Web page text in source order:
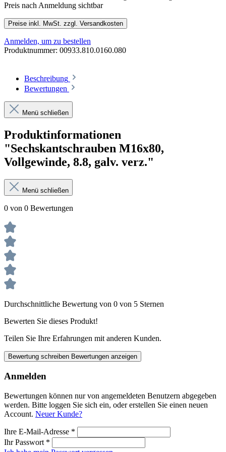
Preis nach Anmeldung sichtbar
Preise inkl. MwSt. zzgl. Versandkosten
Anmelden, um zu bestellen
Produktnummer: 00933.810.0160.080
Beschreibung
Bewertungen
Menü schließen
Produktinformationen
"Sechskantschrauben M16x80,
Vollgewinde, 8.8, galv. verz."
Menü schließen
0 von 0 Bewertungen
Durchschnittliche Bewertung von 0 von 5 Sternen
Bewerten Sie dieses Produkt!
Teilen Sie Ihre Erfahrungen mit anderen Kunden.
Bewertung schreiben Bewertungen anzeigen
Anmelden
Bewertungen können nur von angemeldeten Benutzern abgegeben
werden. Bitte loggen Sie sich ein, oder erstellen Sie einen neuen
Account. Neuer Kunde?
Ihre E-Mail-Adresse *
Ihr Passwort *